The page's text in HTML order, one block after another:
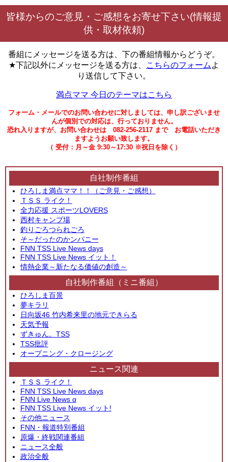
皆様からのご意見・ご感想をお寄せ下さい(情報提
供・取材依頼)
番組にメッセージを送る方は、下の番組情報からどうぞ。
★下記以外にメッセージを送る方は、
こちらのフォーム よ
り送信して下さい。
満点ママ 今日のテーマはこちら
フォーム・メールでのお問い合わせに対しましては、申し訳ございませ
んが個別での対応は、行っておりません。
恐れ入りますが、お問い合わせは 082-256-2117 まで お電話いただき
ますようお願い致します。
（ 受付：月～金 9:30～17:30 ※祝日を除く）
自社制作番組
ひろしま満点ママ！！（ご意見・ご感想）
ＴＳＳ ライク！
全力応援 スポーツLOVERS
西村キャンプ場
釣りごろつられごろ
そ～だったのかンパニー
FNN TSS Live News days
FNN TSS Live News イット！
情熱企業～新たなる価値の創造～
自社制作番組（ミニ番組）
ひろしま百景
夢キラリ
日向坂46 竹内希来里の地元できらる
天気予報
ずきゅん。TSS
TSS批評
オープニング・クロージング
ニュース関連
ＴＳＳ ライク！
FNN TSS Live News days
FNN Live News α
FNN TSS Live News イット!
その他ニュース
FNN・報道特別番組
原爆・終戦関連番組
ニュース全般
政治全般